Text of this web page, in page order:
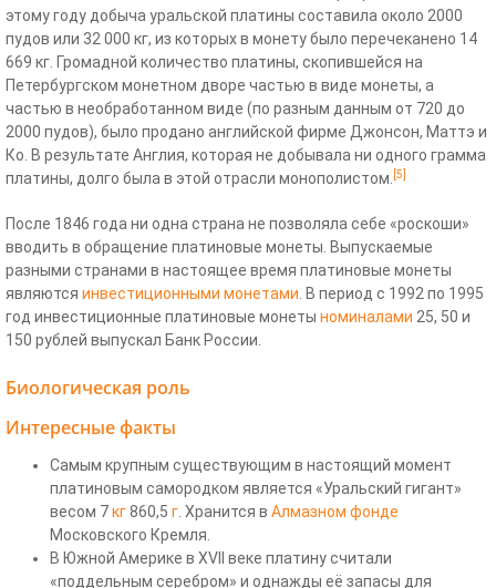
этому году добыча уральской платины составила около 2000
пудов или 32 000 кг, из которых в монету было перечеканено 14
669 кг. Громадной количество платины, скопившейся на
Петербургском монетном дворе частью в виде монеты, а
частью в необработанном виде (по разным данным от 720 до
2000 пудов), было продано английской фирме Джонсон, Маттэ и
Ко. В результате Англия, которая не добывала ни одного грамма
платины, долго была в этой отрасли монополистом. [5]
После 1846 года ни одна страна не позволяла себе «роскоши»
вводить в обращение платиновые монеты. Выпускаемые
разными странами в настоящее время платиновые монеты
являются инвестиционными монетами . В период с 1992 по 1995
год инвестиционные платиновые монеты номиналами 25, 50 и
150 рублей выпускал Банк России.
Биологическая роль
Интересные факты
Самым крупным существующим в настоящий момент
платиновым самородком является «Уральский гигант»
весом 7кг860,5 г . Хранится в Алмазном фонде
Московского Кремля.
В Южной Америке в XVII веке платину считали
«поддельным серебром» и однажды её запасы для